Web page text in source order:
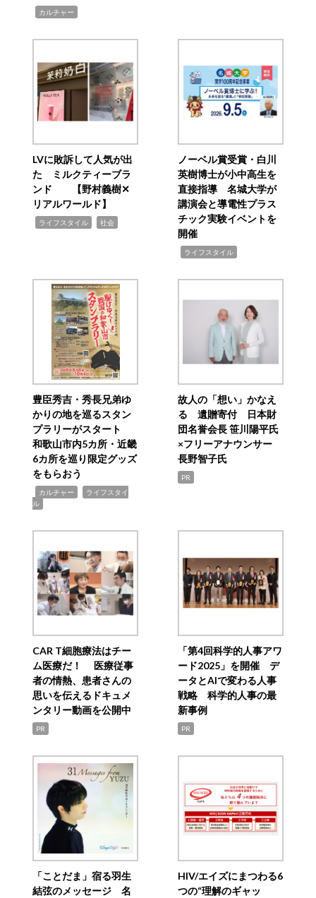
カルチャー
LVに敗訴して人気が出
た ミルクティーブラ
ンド 【野村義樹✕
リアルワールド】
ライフスタイル 社会
ノーベル賞受賞・白川
英樹博士が小中高生を
直接指導 名城大学が
講演会と導電性プラス
チック実験イベントを
開催
ライフスタイル
豊臣秀吉・秀長兄弟ゆ
かりの地を巡るスタン
プラリーがスタート
和歌山市内5カ所・近畿
6カ所を巡り限定グッズ
をもらおう
カルチャー
ライフスタイ
ル
故人の「想い」かなえ
る 遺贈寄付 日本財
団名誉会長 笹川陽平氏
×フリーアナウンサー
長野智子氏
PR
CAR T細胞療法はチー
ム医療だ！ 医療従事
者の情熱、患者さんの
思いを伝えるドキュメ
ンタリー動画を公開中
PR
「第4回科学的人事アワ
ード2025」を開催 デ
ータとAIで変わる人事
戦略 科学的人事の最
新事例
PR
「ことだま」宿る羽生
結弦のメッセージ 名
HIV/エイズにまつわる6
つの“理解のギャッ